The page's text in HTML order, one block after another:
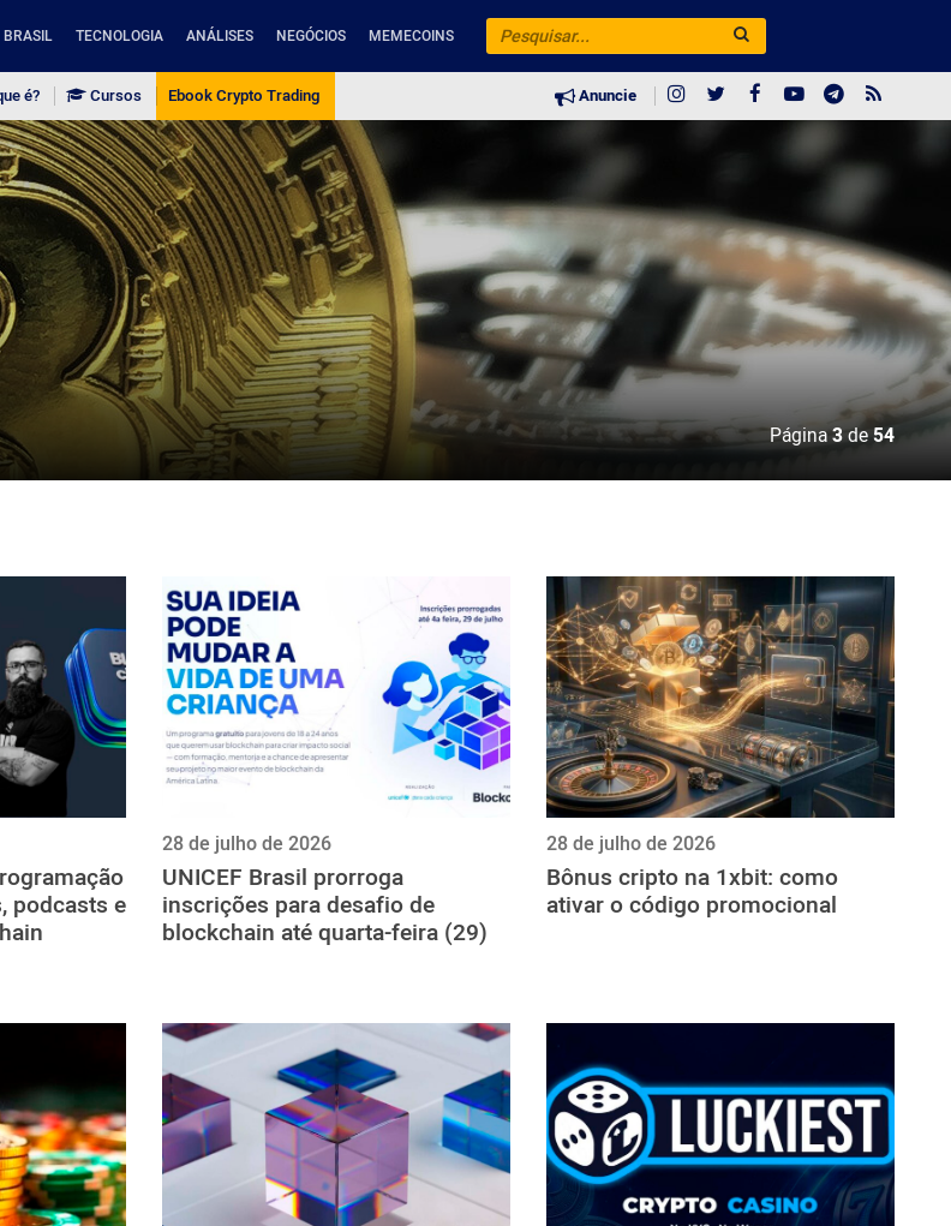
BRASIL TECNOLOGIA ANÁLISES NEGÓCIOS MEMECOINS
é? Cursos Ebook Crypto Trading Anuncie
Página3de54
podcasts e
28 de julho de 2026
UNICEF Brasil prorroga
inscrições para desafio de
blockchain até quarta-feira (29)
28 de julho de 2026
Bônus cripto na 1xbit: como
ativar o código promocional